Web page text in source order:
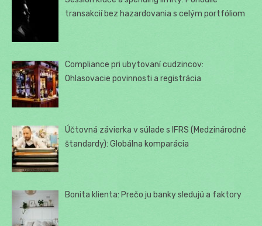
transakcií bez hazardovania s celým portfóliom
Compliance pri ubytovaní cudzincov:
Ohlasovacie povinnosti a registrácia
Účtovná závierka v súlade s IFRS (Medzinárodné
štandardy): Globálna komparácia
Bonita klienta: Prečo ju banky sledujú a faktory